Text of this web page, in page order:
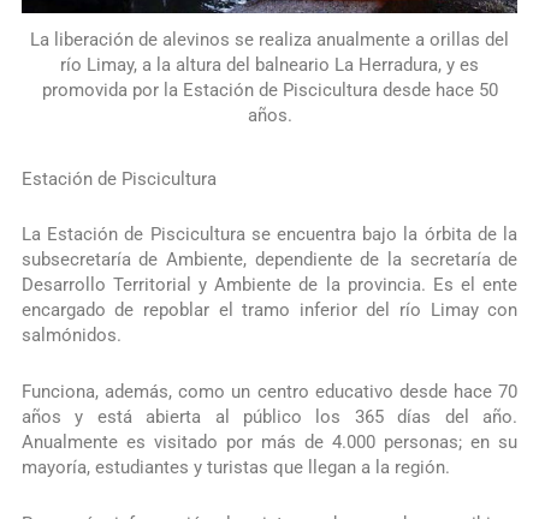
La liberación de alevinos se realiza anualmente a orillas del
río Limay, a la altura del balneario La Herradura, y es
promovida por la Estación de Piscicultura desde hace 50
años.
Estación de Piscicultura
La Estación de Piscicultura se encuentra bajo la órbita de la
subsecretaría de Ambiente, dependiente de la secretaría de
Desarrollo Territorial y Ambiente de la provincia. Es el ente
encargado de repoblar el tramo inferior del río Limay con
salmónidos.
Funciona, además, como un centro educativo desde hace 70
años y está abierta al público los 365 días del año.
Anualmente es visitado por más de 4.000 personas; en su
mayoría, estudiantes y turistas que llegan a la región.